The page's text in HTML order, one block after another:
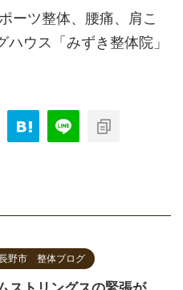
ツ整体、腰痛、肩こ
ウス「みずき整体院」
野市 整体ブログ